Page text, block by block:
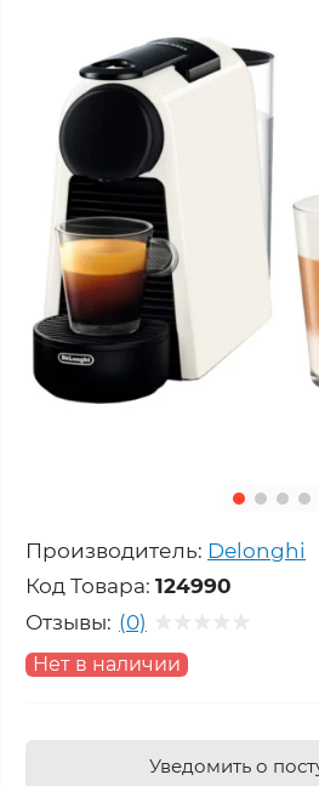
Производитель: Delonghi
Код Товара: 124990
Отзывы: (0)
Нет в наличии
Уведомить о